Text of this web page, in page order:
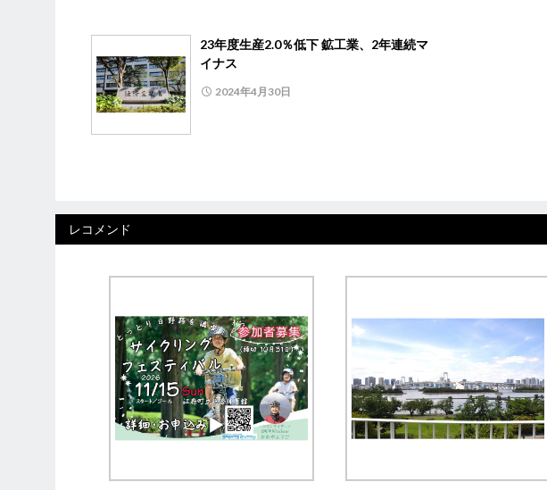
23年度生産2.0％低下 鉱工業、2年連続マ
イナス
2024年4月30日
レコメンド